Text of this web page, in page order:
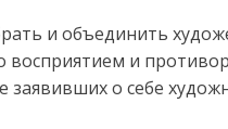
и объединить
и
заявивших о себе